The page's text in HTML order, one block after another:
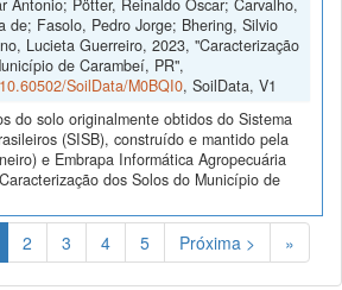
Antonio; Pötter, Reinaldo Oscar; Carvalho,
de; Fasolo, Pedro Jorge; Bhering, Silvio
Lucieta Guerreiro, 2023, "Caracterização
de Carambeí, PR",
SoilData/M0BQI0, SoilData, V1
do solo originalmente obtidos do Sistema
(SISB), construído e mantido pela
e Embrapa Informática Agropecuária
dos Solos do Município de
(Atual)
2 3 4 5 Próxima > »